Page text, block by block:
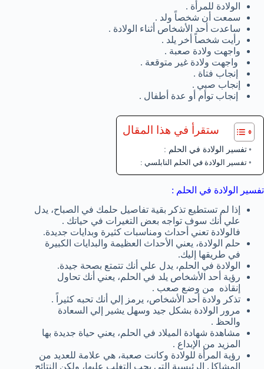
الولادة للمرأة .
سمعت أن شخصاً ولد .
ساعدت أحد الأشخاص أثناء الولادة .
رأيت شخصاً أخر يلد .
واجهت ولادة صعبة .
واجهت ولادة غير متوقعة .
إنجاب فتاة .
إنجاب صبي .
إنجاب توأم أو عدة أطفال .
ستقرأ في هذا المقال
تفسير الولادة في الحلم :
تفسير الولادة في الحلم النابلسي :
تفسير الولادة في الحلم :
إذا لم تستطيع تذكر بقية تفاصيل حلمك في الصباح، يدل
علي أنك سوف تواجه بعض التغيرات في حياتك .
فالولادة تعني أحداث ومناسبات كثيرة وبدايات جديدة.
حلم الولادة، يعني الأحداث العظيمة والبدايات الكبيرة
في طريقها إليك.
الولادة في الحلم، يدل علي أنك تتمتع بصحة جيدة.
رؤية أحد الأشخاص يلد في الحلم، يعني أنك تحاول
إنقاذه من وضع صعب .
تذكر ولادة أحد الأشخاص، يرمز إلي أنك تحبه كثيراً .
مرور الولادة بشكل جيد وسهل يشير إلي السعادة
والحظ .
مشاهدة شهادة الميلاد في الحلم، يعني حياة جديدة بها
المزيد من الإبداع .
رؤية المرأة للولادة وكانت صعبة، هي علامة للعديد من
المشاكل الرئيسية التي يجب التغلب عليها، ولكن النتائج